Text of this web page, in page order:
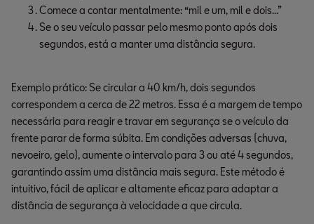
Comece a contar mentalmente: “mil e um, mil e dois…”
Se o seu veículo passar pelo mesmo ponto após dois
segundos, está a manter uma distância segura.
Exemplo prático: Se circular a 40 km/h, dois segundos
correspondem a cerca de 22 metros. Essa é a margem de tempo
necessária para reagir e travar em segurança se o veículo da
frente parar de forma súbita. Em condições adversas (chuva,
nevoeiro, gelo), aumente o intervalo para 3 ou até 4 segundos,
garantindo assim uma distância mais segura. Este método é
intuitivo, fácil de aplicar e altamente eficaz para adaptar a
distância de segurança à velocidade a que circula.